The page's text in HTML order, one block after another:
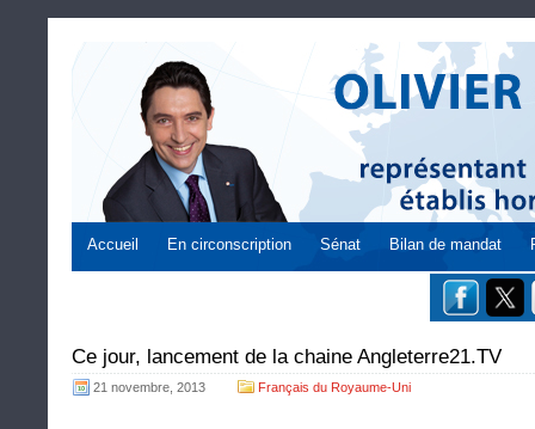
Accueil En circonscription Sénat Bilan de mandat
Ce jour, lancement de la chaine Angleterre21.TV
21 novembre, 2013 Français du Royaume-Uni